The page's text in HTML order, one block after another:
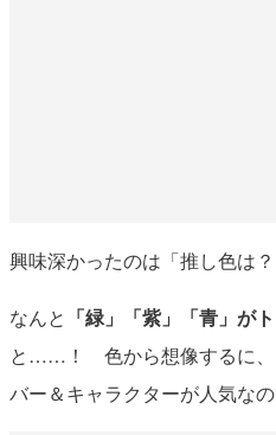
興味深かったのは「推し色は
なんと 「緑」「紫」「青」が
と……！ 色から想像するに、
バー＆キャラクターが人気な